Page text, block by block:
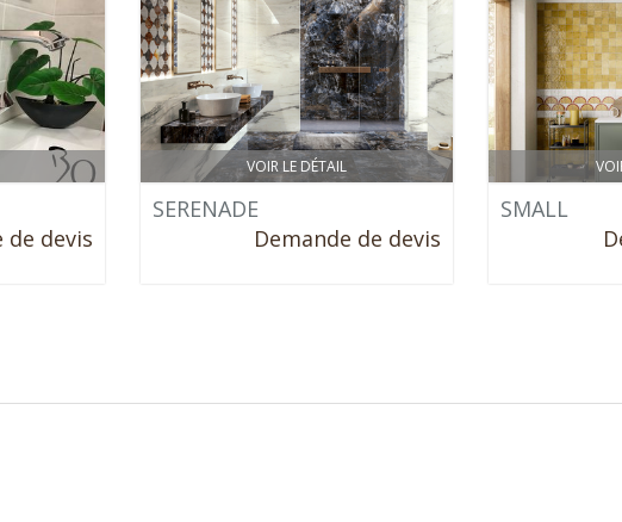
de devis
VOIR LE DÉTAIL
SERENADE
Demande de devis
SMALL